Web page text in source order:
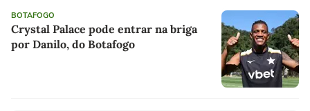
BOTAFOGO
Crystal Palace pode entrar na briga
por Danilo, do Botafogo